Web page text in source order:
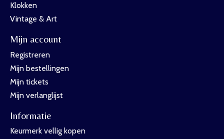
Klokken
Vintage & Art
Mijn account
Registreren
Mijn bestellingen
Mijn tickets
Mijn verlanglijst
Informatie
Keurmerk vellig kopen